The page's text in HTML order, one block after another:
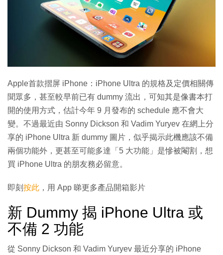
Apple首款摺屏 iPhone：iPhone Ultra 的規格及定價相關傳
聞眾多，甚至較早前已有 dummy 流出，可知其是像書本打
開的使用方式，估計今年 9 月發布的 schedule 應不會大
變。不過最近由 Sonny Dickson 和 Vadim Yuryev 在網上分
享的 iPhone Ultra 新 dummy 圖片，似乎揭示此機應該不備
兩個功能外，更甚至可能多達「5 大功能」是慘被閹割，想
買 iPhone Ultra 的朋友務必留意。
即刻 按此 ，用 App 睇更多產品開箱影片
新 Dummy 揭 iPhone Ultra 或
不備 2 功能
從 Sonny Dickson 和 Vadim Yuryev 最近分享的 iPhone